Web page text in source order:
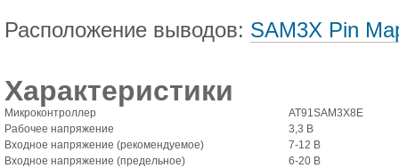
Расположение выводов: SAM3X Pin
Характеристики
Микроконтроллер
AT91SAM3X8E
Рабочее напряжение
3,3 В
Входное напряжение (рекомендуемое)
7-12 В
Входное напряжение (предельное)
6-20 В